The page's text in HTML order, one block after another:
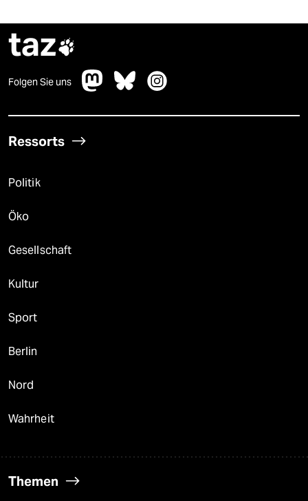
taz
Folgen Sie uns
Ressorts
Politik
Öko
Gesellschaft
Kultur
Sport
Berlin
Nord
Wahrheit
Themen